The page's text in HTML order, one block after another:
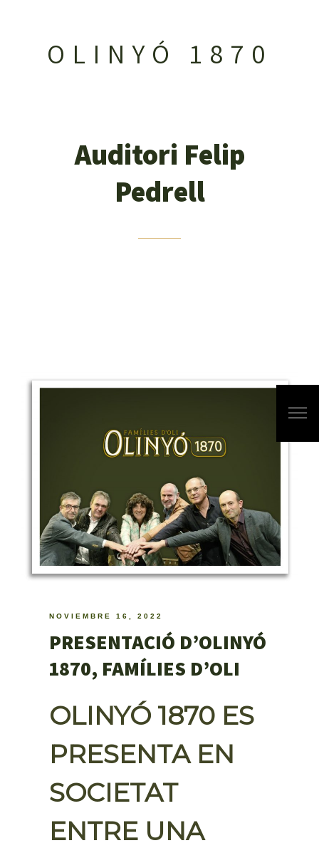
OLINYÓ 1870
Auditori Felip
Pedrell
NOVIEMBRE 16, 2022
PRESENTACIÓ D’OLINYÓ
1870, FAMÍLIES D’OLI
OLINYÓ 1870 ES
PRESENTA EN
SOCIETAT
ENTRE UNA